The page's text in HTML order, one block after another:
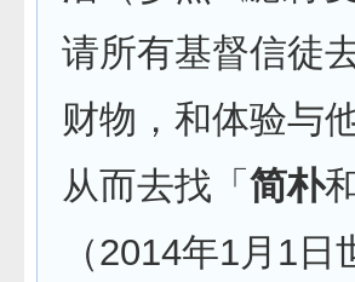
请所有基督信徒
财物，和体验与
从而去找「 简朴
（2014年1月1